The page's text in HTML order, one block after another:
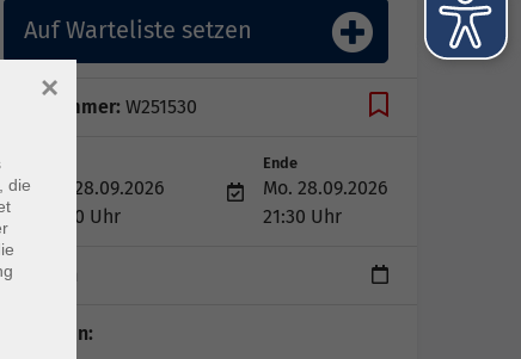
Auf Warteliste setzen
Kursnummer: W251530
Mo. 28.09.2026
18:00 Uhr
Ende
Mo. 28.09.2026
21:30 Uhr
1 Termin
Dozent*in:
die
×